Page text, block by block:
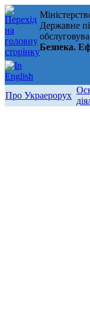
Державне
Безпека.
Про Украерорух